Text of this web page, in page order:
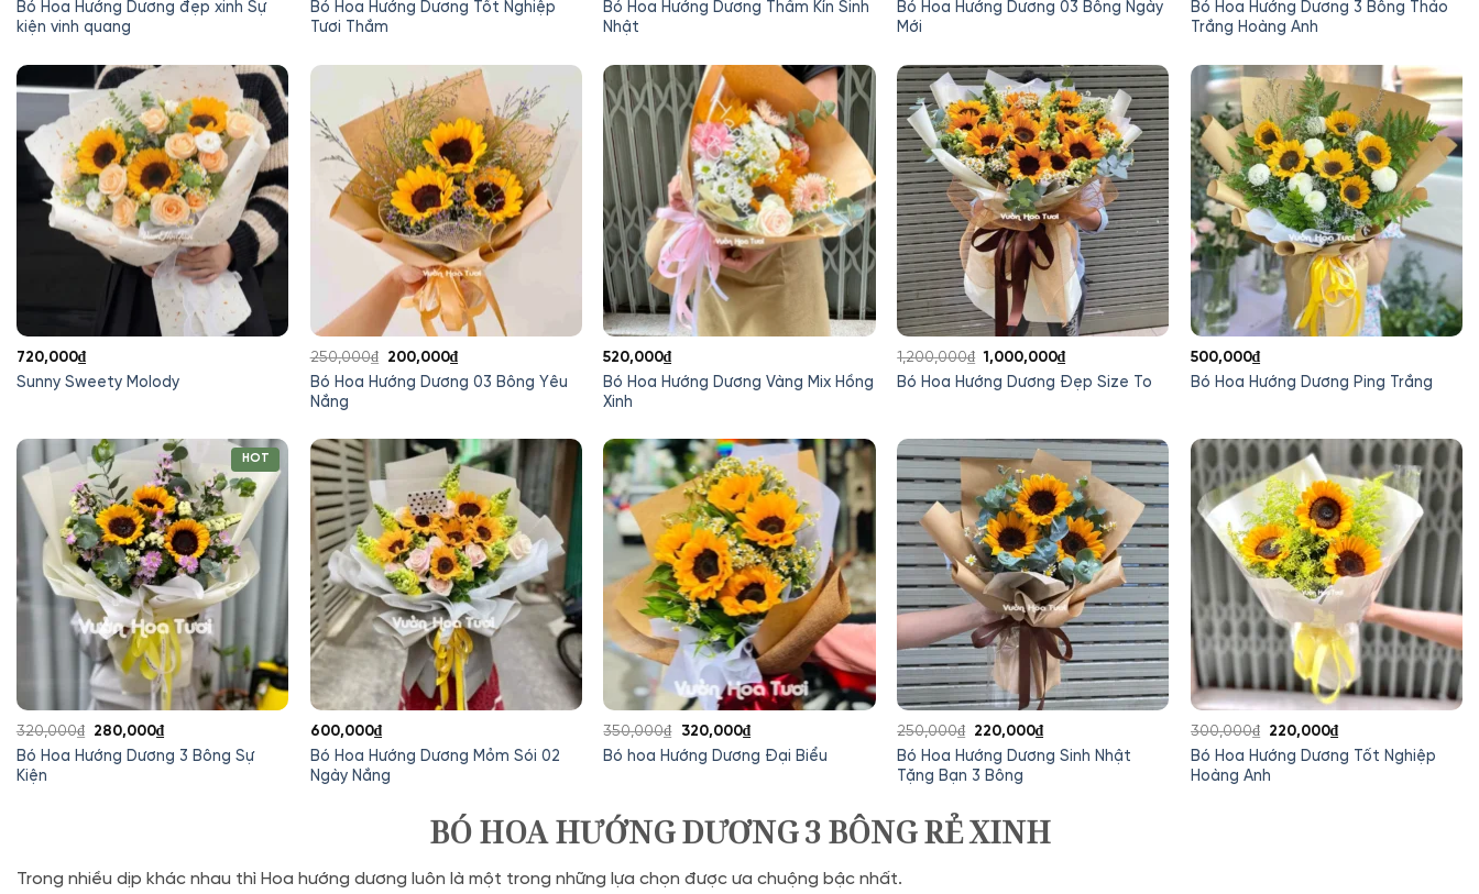
Bó Hoa Hướng Dương đẹp xinh Sự
kiện vinh quang
gốc
là:
hiện
250,000₫.
Bó Hoa Hướng Dương Tốt Nghiệp
Tươi Thắm
gốc
là:
hiện
280,000₫.
Bó Hoa Hướng Dương Thầm Kín Sinh
Nhật
gốc
hiện
350,000₫.
Bó Hoa Hướng Dương 03 Bông Ngày
Mới
gốc
hiện
200,000₫.
Bó Hoa Hướng Dương 3 Bông Thảo
Trắng Hoàng Anh
gốc
là:
hiện
250,000₫.
Sunny Sweety Molody
720,000₫
Bó Hoa Hướng Dương 03 Bông Yêu
Nắng
250,000₫
Giá
gốc
200,000₫Giá
hiện
200,000₫.
Bó Hoa Hướng Dương Vàng Mix Hồng
Xinh
520,000₫
Bó Hoa Hướng Dương Đẹp Size To
1,200,000₫ Giá
gốc
1,000,000₫Giá
hiện
1,000,000₫.
Bó Hoa Hướng Dương Ping Trắng
500,000₫
HOT
Bó Hoa Hướng Dương 3 Bông Sự
Kiện
320,000₫
Giá
gốc
280,000₫Giá
hiện
Bó Hoa Hướng Dương Mỏm Sói 02
Ngày Nắng
600,000₫
Bó hoa Hướng Dương Đại Biểu
350,000₫
Giá
gốc
320,000₫Giá
hiện
320,000₫.
Bó Hoa Hướng Dương Sinh Nhật
Tặng Bạn 3 Bông
250,000₫ Giá
gốc
là:
220,000₫Giá
hiện
220,000₫.
Bó Hoa Hướng Dương Tốt Nghiệp
Hoàng Anh
300,000₫
Giá
gốc
là:
220,000₫Giá
hiện
BÓ HOA HƯỚNG DƯƠNG 3 BÔNG RẺ XINH
Trong nhiều dịp khác nhau thì Hoa hướng dương luôn là một trong những lựa chọn được ưa chuộng bậc nhất.